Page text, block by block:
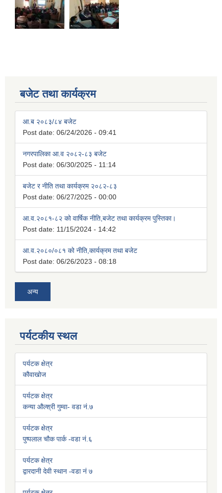
बजेट तथा कार्यक्रम
आ.ब २०८३/८४ बजेट
Post date: 06/24/2026 - 09:41
नगरपालिका आ.व २०८२-८३ बजेट
Post date: 06/30/2025 - 11:14
बजेट र नीति तथा कार्यक्रम २०८२-८३
Post date: 06/27/2025 - 00:00
आ.व.२०८१-८२ को वार्षिक नीति,बजेट तथा कार्यक्रम पुस्तिका।
Post date: 11/15/2024 - 14:42
आ.व.२०८०/०८१ को नीति,कार्यक्रम तथा बजेट
Post date: 06/26/2023 - 08:18
अन्य
पर्यटकीय स्थल
पर्यटक क्षेत्र
कौवाखोज
पर्यटक क्षेत्र
कन्या औल्श्री गुम्वा- वडा नं.७
पर्यटक क्षेत्र
पुष्पलाल चौक पार्क -वडा नं.६
पर्यटक क्षेत्र
द्वारदानी देवी स्थान -वडा नं ७